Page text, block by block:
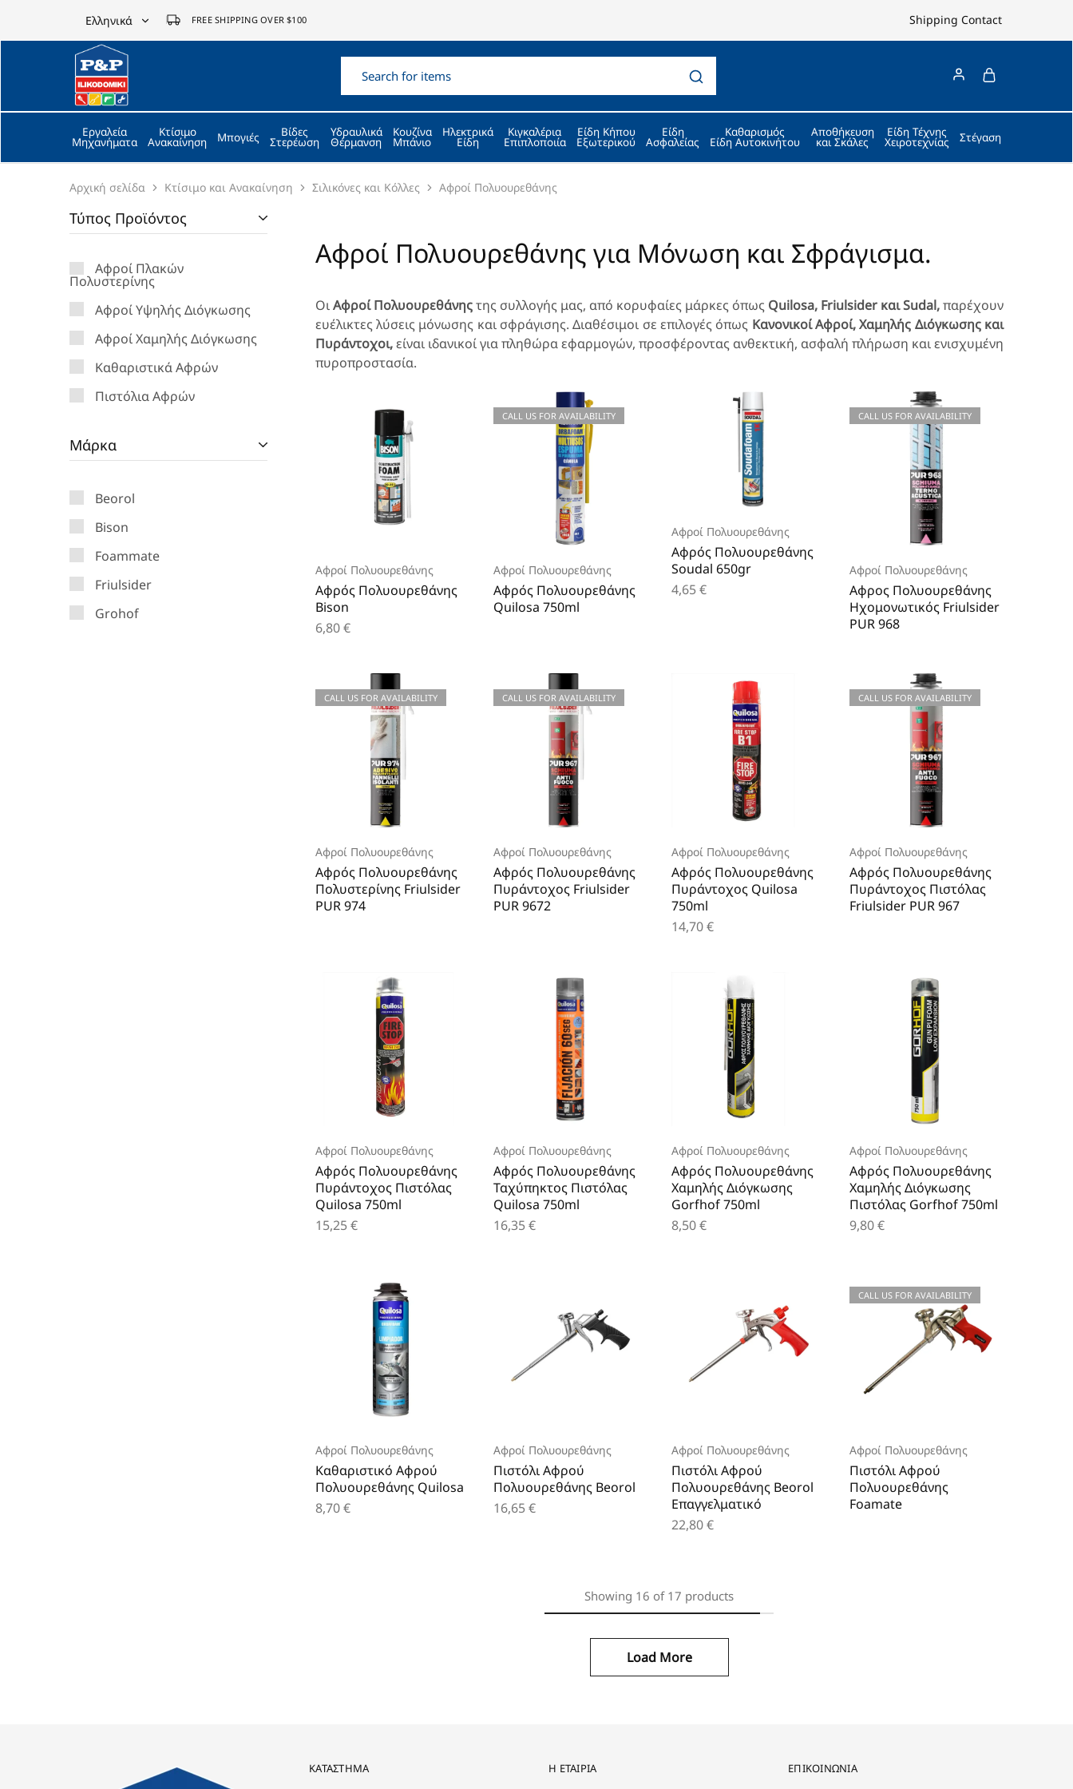
Ελληνικά
Ελληνικά
English
FREE SHIPPING OVER $100 Shipping Contact
P&P
ilikodomiki
LTD
Εργαλεία
Μηχανήματα
Κτίσιμο
Ανακαίνηση Μπογιές Βίδες
Στερέωση
Υδραυλικά
Θέρμανση
Κουζίνα
Μπάνιο
Ηλεκτρικά
Είδη
Κιγκαλέρια
Επιπλοποιία
Είδη Κήπου
Εξωτερικού
Είδη
Ασφαλείας
Καθαρισμός
Είδη Αυτοκινήτου
Αποθήκευση
και Σκάλες
Είδη Τέχνης
Χειροτεχνίας Στέγαση
Αρχική σελίδα Κτίσιμο και Ανακαίνηση Σιλικόνες και Κόλλες Αφροί Πολυουρεθάνης
Aφροί Πολυουρεθάνης για Μόνωση και Σφράγισμα.
ΟιΑφροί Πολυουρεθάνηςτης συλλογής μας, από κορυφαίες μάρκες όπως Quilosa, Friulsider και Sudal,παρέχουν
ευέλικτες λύσεις μόνωσης και σφράγισης. Διαθέσιμοι σε επιλογές όπως Κανονικοί Αφροί, Χαμηλής Διόγκωσης και
Πυράντοχοι,είναι ιδανικοί για πληθώρα εφαρμογών, προσφέροντας ανθεκτική, ασφαλή πλήρωση και ενισχυμένη
πυροπροστασία.
Αφροί Πολυουρεθάνης
Αφρός Πολυουρεθάνης
Bison
6,80€
CALL US FOR AVAILABILITY
Αφροί Πολυουρεθάνης
Αφρός Πολυουρεθάνης
Quilosa 750ml
Αφροί Πολυουρεθάνης
Αφρός Πολυουρεθάνης
Soudal 650gr
4,65€
CALL US FOR AVAILABILITY
Αφροί Πολυουρεθάνης
Αφρος Πολυουρεθάνης
Ηχομονωτικός Friulsider
PUR 968
CALL US FOR AVAILABILITY
Αφροί Πολυουρεθάνης
Αφρός Πολυουρεθάνης
Πολυστερίνης Friulsider
PUR 974
CALL US FOR AVAILABILITY
Αφροί Πολυουρεθάνης
Αφρός Πολυουρεθάνης
Πυράντοχος Friulsider
PUR 9672
Αφροί Πολυουρεθάνης
Αφρός Πολυουρεθάνης
Πυράντοχος Quilosa
750ml
14,70€
CALL US FOR AVAILABILITY
Αφροί Πολυουρεθάνης
Αφρός Πολυουρεθάνης
Πυράντοχος Πιστόλας
Friulsider PUR 967
Αφροί Πολυουρεθάνης
Αφρός Πολυουρεθάνης
Πυράντοχος Πιστόλας
Quilosa 750ml
15,25€
Αφροί Πολυουρεθάνης
Αφρός Πολυουρεθάνης
Ταχύπηκτος Πιστόλας
Quilosa 750ml
16,35€
Αφροί Πολυουρεθάνης
Αφρός Πολυουρεθάνης
Χαμηλής Διόγκωσης
Gorfhof 750ml
8,50€
Αφροί Πολυουρεθάνης
Αφρός Πολυουρεθάνης
Χαμηλής Διόγκωσης
Πιστόλας Gorfhof 750ml
9,80€
Αφροί Πολυουρεθάνης
Καθαριστικό Αφρού
Πολυουρεθάνης Quilosa
8,70€
Αφροί Πολυουρεθάνης
Πιστόλι Αφρού
Πολυουρεθάνης Beorol
16,65€
Αφροί Πολυουρεθάνης
Πιστόλι Αφρού
Πολυουρεθάνης Beorol
Επαγγελματικό
22,80€
CALL US FOR AVAILABILITY
Αφροί Πολυουρεθάνης
Πιστόλι Αφρού
Πολυουρεθάνης
Foamate
Showing 16 of 17 products
Load More
Τύπος Προϊόντος
Αφροί Πλακών
Πολυστερίνης
Αφροί Υψηλής Διόγκωσης
Αφροί Χαμηλής Διόγκωσης
Καθαριστικά Αφρών
Πιστόλια Αφρών
Μάρκα
Beorol
Bison
Foammate
Friulsider
Grohof
ΚΑΤΆΣΤΗΜΑ Η ΕΤΑΙΡΊΑ ΕΠΙΚΟΙΝΩΝΙΑ